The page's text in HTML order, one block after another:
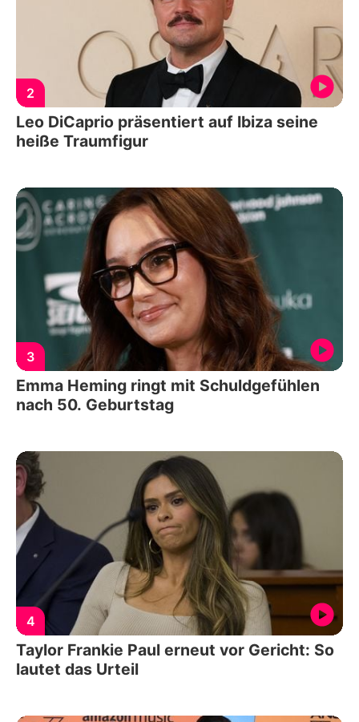
2
Leo DiCaprio präsentiert auf Ibiza seine
heiße Traumfigur
3
Emma Heming ringt mit Schuldgefühlen
nach 50. Geburtstag
4
Taylor Frankie Paul erneut vor Gericht: So
lautet das Urteil